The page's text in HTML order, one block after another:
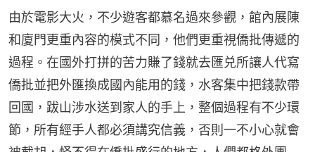
由於電影大火，不少遊客都慕名過來參觀，館內展陳
和廈門更重內容的模式不同，他們更重視僑批傳遞的
過程。在國外打拼的苦力賺了錢就去匯兑所讓人代寫
僑批並把外匯換成國內能用的錢，水客集中把錢款帶
回國，跋山涉水送到家人的手上，整個過程有不少環
節，所有經手人都必須講究信義，否則一不小心就會